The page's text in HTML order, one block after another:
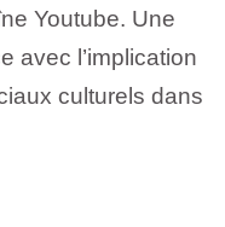
Youtube. Une
avec l’implication
culturels dans